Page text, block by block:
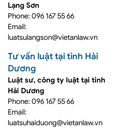
Lạng Sơn
Phone: 096 167 55 66
Email:
luatsulangson@vietanlaw.vn
Tư vấn luật tại tỉnh Hải
Dương
Luật sư, công ty luật tại tỉnh
Hải Dương
Phone: 096 167 55 66
Email:
luatsuhaiduong@vietanlaw.vn